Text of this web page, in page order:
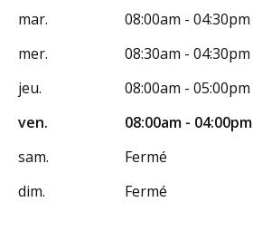
mar.
08:00am - 04:30pm
mer.
08:30am - 04:30pm
jeu.
08:00am - 05:00pm
ven.
08:00am - 04:00pm
sam.
Fermé
dim.
Fermé